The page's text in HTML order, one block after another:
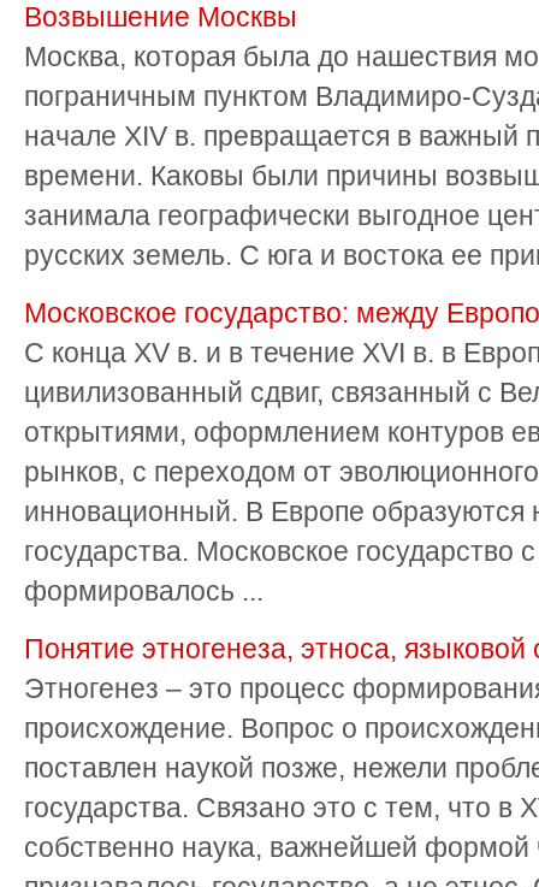
Возвышение Москвы
Москва, которая была до нашествия
пограничным пунктом Владимиро-
начале XIV в. превращается в важный
времени. Каковы были причины
занимала географически выгодное
русских земель. С юга и востока ее
Московское государство: между
С конца XV в. и в течение XVI в. в
цивилизованный сдвиг, связанный с
открытиями, оформлением контуров
рынков, с переходом от
инновационный. В Европе образуются
государства. Московское государство
формировалось ...
Понятие этногенеза, этноса,
Этногенез – это процесс
происхождение. Вопрос о
поставлен наукой позже, нежели
государства. Связано это с тем, что в
собственно наука, важнейшей формой